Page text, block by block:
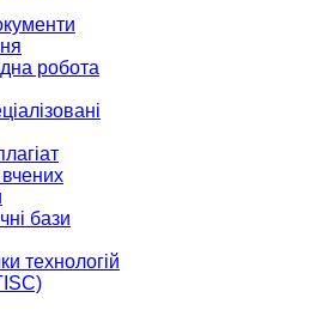
робота
бази
технологій